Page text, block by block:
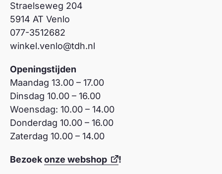
Straelseweg 204
5914 AT Venlo
077-3512682
winkel.venlo@tdh.nl
Openingstijden
Maandag 13.00 – 17.00
Dinsdag 10.00 – 16.00
Woensdag: 10.00 – 14.00
Donderdag 10.00 – 16.00
Zaterdag 10.00 – 14.00
Bezoekonze webshop !